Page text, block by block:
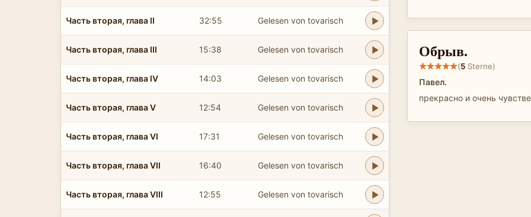
Часть вторая, глава II 32:55 Gelesen von tovarisch
Часть вторая, глава III 15:38 Gelesen von tovarisch
Часть вторая, глава IV 14:03 Gelesen von tovarisch
Часть вторая, глава V 12:54 Gelesen von tovarisch
Часть вторая, глава VI 17:31 Gelesen von tovarisch
Часть вторая, глава VII 16:40 Gelesen von tovarisch
Часть вторая, глава VIII 12:55 Gelesen von tovarisch
Обрыв.
(5 Sterne)
Павел.
прекрасно и очень